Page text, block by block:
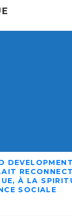
À LA
SOCIALE